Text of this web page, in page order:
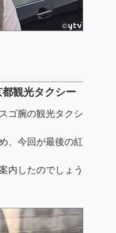
観光タクシー
ゴ腕の観光タクシ
、今回が最後の紅
内したのでしょう